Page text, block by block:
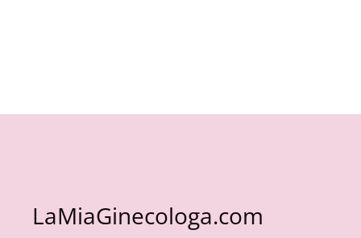
LaMiaGinecologa.com